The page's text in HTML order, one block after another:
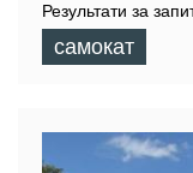
Результати за
самокат